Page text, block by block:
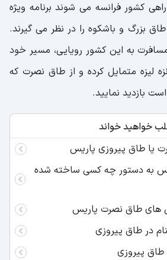
کشور فرانسه می شوند برنامه ویژه
بزرگ و باشکوه را در نظر می گیرند.
به این کشور رویایی، مسیر خود
لیزه متمایل کرده و از طاق نصرت که
است بازدید نمایید.
خواهید خواند
یا طاق پیروزی پاریس
به دستور چه کسی ساخته شده
های طاق نصرت پاریس
در طاق پیروزی
طاق پیروزی